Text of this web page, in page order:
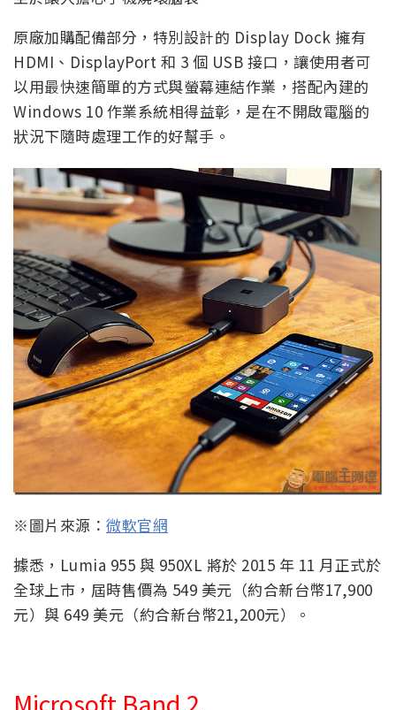
原廠加購配備部分，特別設計的 Display Dock 擁有
HDMI、DisplayPort 和 3 個 USB 接口，讓使用者可
以用最快速簡單的方式與螢幕連結作業，搭配內建的
Windows 10 作業系統相得益彰，是在不開啟電腦的
狀況下隨時處理工作的好幫手。
※圖片來源： 微軟官網
據悉，Lumia 955 與 950XL 將於 2015 年 11 月正式於
全球上市，屆時售價為 549 美元（約合新台幣17,900
元）與 649 美元（約合新台幣21,200元）。
Microsoft Band 2